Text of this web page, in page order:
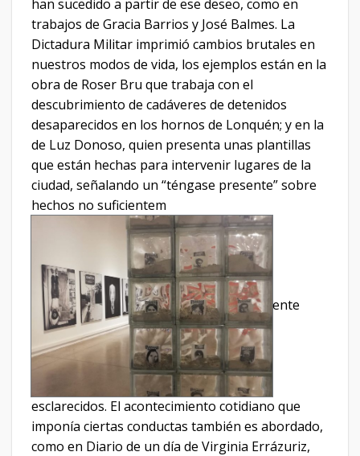
han sucedido a partir de ese deseo, como en
trabajos de Gracia Barrios y José Balmes. La
Dictadura Militar imprimió cambios brutales en
nuestros modos de vida, los ejemplos están en la
obra de Roser Bru que trabaja con el
descubrimiento de cadáveres de detenidos
desaparecidos en los hornos de Lonquén; y en la
de Luz Donoso, quien presenta unas plantillas
que están hechas para intervenir lugares de la
ciudad, señalando un “téngase presente” sobre
hechos no suficientem
ente
esclarecidos. El acontecimiento cotidiano que
imponía ciertas conductas también es abordado,
como en Diario de un día de Virginia Errázuriz,